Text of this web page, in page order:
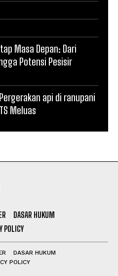
Masa Depan: Dari
Potensi Pesisir
api di ranupani
Meluas
DASAR HUKUM
POLICY
DASAR HUKUM
POLICY